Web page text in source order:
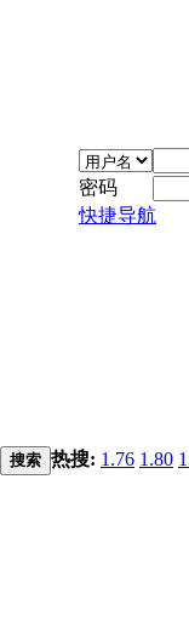
密码
快捷导航
搜索 热搜: 1.76 1.80